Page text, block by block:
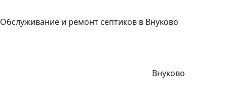
Обслуживание и ремонт септиков в Внуково
Внуково